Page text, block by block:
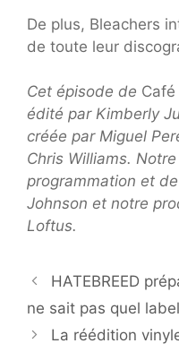
De plus, Bleachers
de toute leur
Cet épisode de
édité par Kimberly
créée par Miguel
Chris Williams.
programmation et
Johnson et notre
Loftus.
HATEBREED
ne sait pas quel
La réédition